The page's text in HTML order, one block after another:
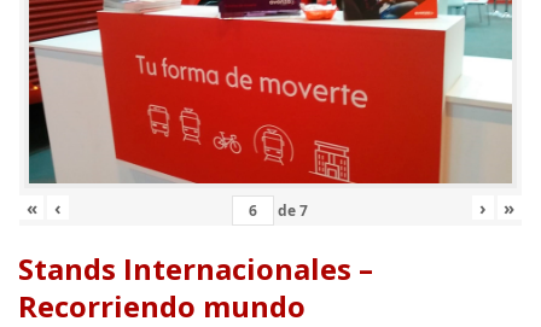
« ‹ de7 › »
Stands Internacionales –
Recorriendo mundo